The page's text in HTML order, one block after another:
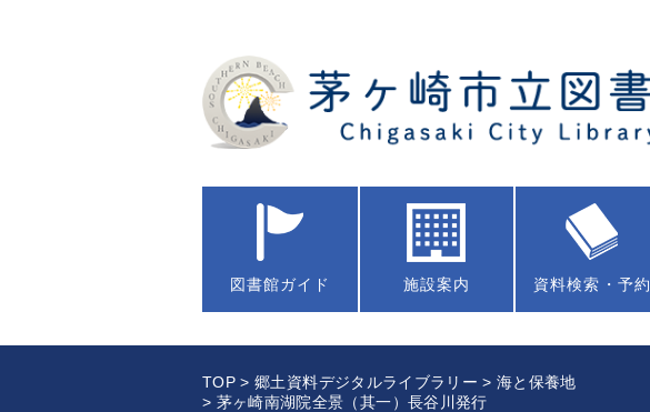
図書館ガイド 施設案内 資料検索・予約
TOP >郷土資料デジタルライブラリー >海と保養地
> 茅ヶ崎南湖院全景（其一）長谷川発行